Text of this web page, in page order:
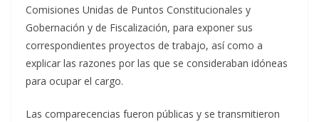
Comisiones Unidas de Puntos Constitucionales y
Gobernación y de Fiscalización, para exponer sus
correspondientes proyectos de trabajo, así como a
explicar las razones por las que se consideraban idóneas
para ocupar el cargo.
Las comparecencias fueron públicas y se transmitieron